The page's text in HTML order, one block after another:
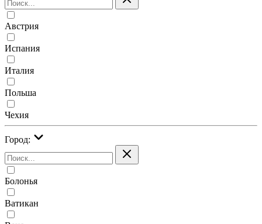
Австрия
Испания
Италия
Польша
Чехия
Город:
Болонья
Ватикан